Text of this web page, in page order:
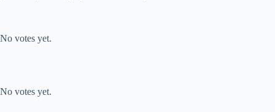
No votes yet.
No votes yet.